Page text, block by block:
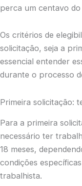
perca um centavo
Os critérios de
solicitação, seja a
essencial entender
durante o processo
Primeira solicitação:
Para a primeira
necessário ter
18 meses,
condições
trabalhista.